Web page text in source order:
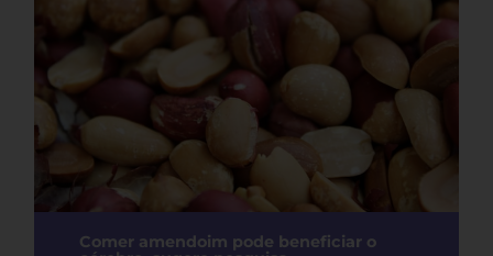
Comer amendoim pode beneficiar o